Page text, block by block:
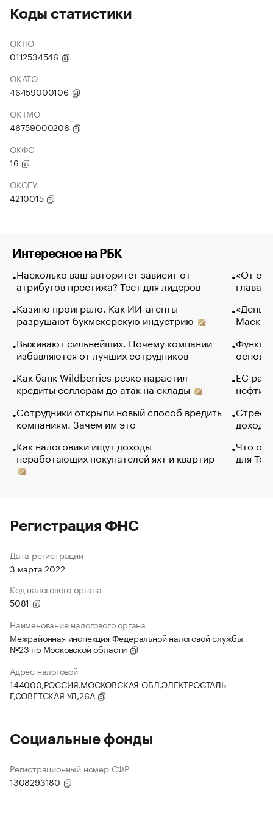
Коды статистики
ОКПО
0112534546
ОКАТО
46459000106
ОКТМО
46759000206
ОКФС
16
ОКОГУ
4210015
Интересное на РБК
Насколько ваш авторитет зависит от
атрибутов престижа? Тест для лидеров
Казино проиграло. Как ИИ-агенты
разрушают букмекерскую индустрию
Выживают сильнейших. Почему компании
избавляются от лучших сотрудников
Как банк Wildberries резко нарастил
кредиты селлерам до атак на склады
Сотрудники открыли новый способ вредить
компаниям. Зачем им это
Как налоговики ищут доходы
неработающих покупателей яхт и квартир
«От
глава
Маск в
основ
ЕС
нефти
Что
для
Регистрация ФНС
Дата регистрации
3 марта 2022
Код налогового органа
5081
Наименование налогового органа
Межрайонная инспекция Федеральной налоговой службы
№23 по Московской области
Адрес налоговой
144000,РОССИЯ,МОСКОВСКАЯ ОБЛ,ЭЛЕКТРОСТАЛЬ
Г,СОВЕТСКАЯ УЛ,26А
Социальные фонды
Регистрационный номер СФР
1308293180